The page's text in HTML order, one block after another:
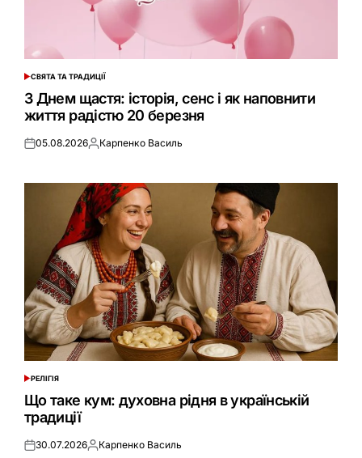
ОПУБЛІКУВАТИ
У
СВЯТА ТА ТРАДИЦІЇ
З Днем щастя: історія, сенс і як наповнити
життя радістю 20 березня
Оприлюднено
05.08.2026Опубліковано
Карпенко Василь
ОПУБЛІКУВАТИ
У
РЕЛІГІЯ
Що таке кум: духовна рідня в українській
традиції
Оприлюднено
30.07.2026Опубліковано
Карпенко Василь